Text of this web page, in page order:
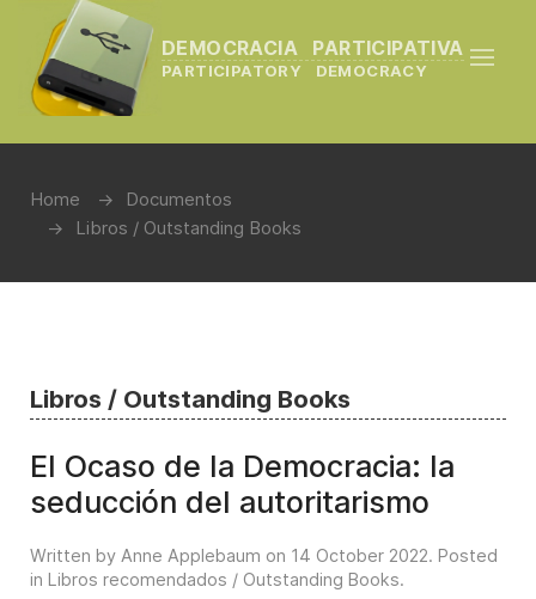
DEMOCRACIA PARTICIPATIVA
PARTICIPATORY DEMOCRACY
Home
Documentos
Libros / Outstanding Books
Libros / Outstanding Books
El Ocaso de la Democracia: la
seducción del autoritarismo
Written by Anne Applebaum on 14 October 2022. Posted
in Libros recomendados / Outstanding Books.